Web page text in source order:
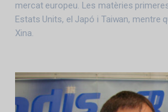
mercat europeu. Les matèries
Estats Units, el Japó i Taiwan, mentre
Xina.